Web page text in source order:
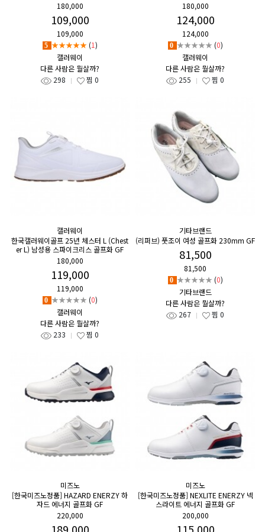
180,000
109,000
109,000
5 ★★★★★ (1)
캘러웨이
다른 사람은 뭘살까?
298
찜 0
180,000
124,000
124,000
0 ★★★★★ (0)
캘러웨이
다른 사람은 뭘살까?
255
찜 0
캘러웨이
한국캘러웨이골프 25년 체스터 L (Chest
er L) 남성용 스파이크리스 골프화 GF
180,000
119,000
119,000
0 ★★★★★ (0)
캘러웨이
다른 사람은 뭘살까?
233
찜 0
기타브랜드
(리퍼브) 풋조이 여성 골프화 230mm GF
81,500
81,500
0 ★★★★★ (0)
기타브랜드
다른 사람은 뭘살까?
267
찜 0
미즈노
[한국미즈노정품] HAZARD ENERZY 하
자드 에너지 골프화 GF
220,000
미즈노
[한국미즈노정품] NEXLITE ENERZY 넥
스라이트 에너지 골프화 GF
200,000